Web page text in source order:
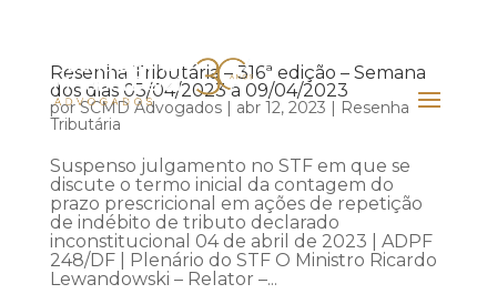
Resenha Tributária – 316ª edição – Semana
dos dias 03/04/2023 a 09/04/2023
porSCMD Advogados| abr 12, 2023 | Resenha
Tributária
Suspenso julgamento no STF em que se
discute o termo inicial da contagem do
prazo prescricional em ações de repetição
de indébito de tributo declarado
inconstitucional 04 de abril de 2023 | ADPF
248/DF | Plenário do STF O Ministro Ricardo
Lewandowski – Relator –...